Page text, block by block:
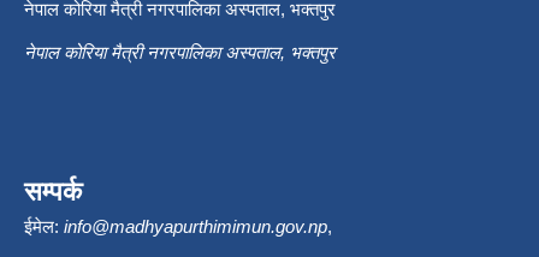
नेपाल कोरिया मैत्री नगरपालिका अस्पताल, भक्तपुर
नेपाल कोरिया मैत्री नगरपालिका अस्पताल, भक्तपुर
सम्पर्क
ईमेल: info@madhyapurthimimun.gov.np,